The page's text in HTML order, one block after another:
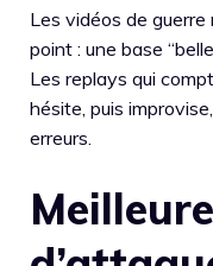
Les vidéos de
point : une base
Les replays qui
hésite, puis
erreurs.